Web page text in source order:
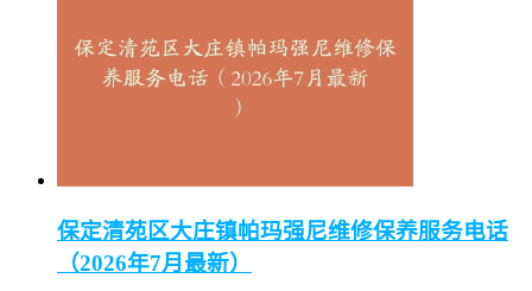
保定清苑区大庄镇帕玛强尼维修保养服务电话
（2026年7月最新）